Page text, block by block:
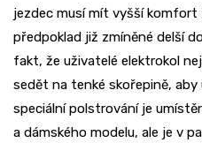
jezdec musí mít vyšší komfort
předpoklad již zmíněné delší
fakt, že uživatelé elektrokol
sedět na tenké skořepině,
speciální polstrování je
a dámského modelu, ale je v